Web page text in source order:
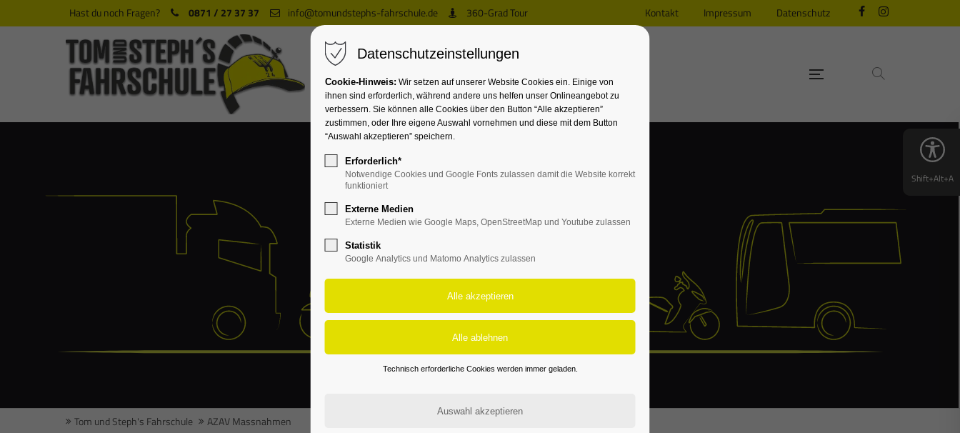
Hast du noch Fragen? 0871 / 27 37 37 info@tomundstephs-fahrschule.de 360-Grad Tour Kontakt Impressum Datenschutz
Tom und Steph's Fahrschule AZAV Massnahmen
Datenschutzeinstellungen
Cookie-Hinweis: Wir setzen auf unserer Website Cookies ein. Einige von
ihnen sind erforderlich, während andere uns helfen unser Onlineangebot zu
verbessern. Sie können alle Cookies über den Button “Alle akzeptieren”
zustimmen, oder Ihre eigene Auswahl vornehmen und diese mit dem Button
“Auswahl akzeptieren” speichern.
Erforderlich*
Notwendige Cookies und Google Fonts zulassen damit die Website korrekt
funktioniert
Externe Medien
Externe Medien wie Google Maps, OpenStreetMap und Youtube zulassen
Statistik
Google Analytics und Matomo Analytics zulassen
Technisch erforderliche Cookies werden immer geladen.
Shift+Alt+A